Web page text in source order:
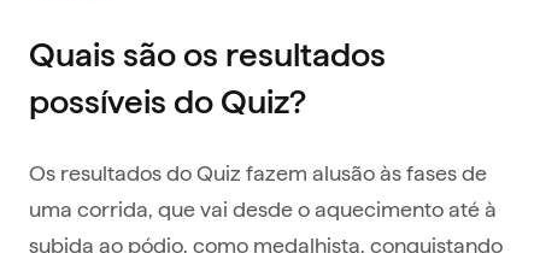
Quais são os resultados
possíveis do Quiz?
Os resultados do Quiz fazem alusão às fases de
uma corrida, que vai desde o aquecimento até à
subida ao pódio, como medalhista, conquistando